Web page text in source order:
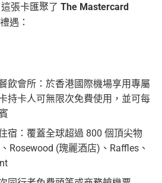
這張卡匯聚了 The Mastercard
遇：
飲會所：於香港國際機場享用專屬
持卡人可無限次免費使用，並可每
宿：覆蓋全球超過 800 個頂尖物
Rosewood (瑰麗酒店)、Raffles、